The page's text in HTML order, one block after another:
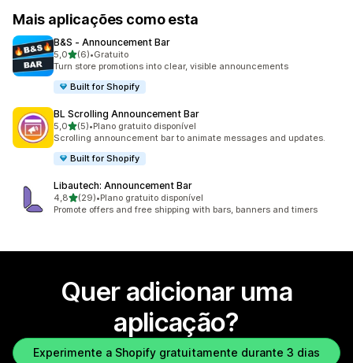
Mais aplicações como esta
B&S ‑ Announcement Bar
5,0de 5 estrelas
(6)
6 total de avaliações
•Gratuito
Turn store promotions into clear, visible announcements
Built for Shopify
BL Scrolling Announcement Bar
5,0de 5 estrelas
(5)
5 total de avaliações
•Plano gratuito disponível
Scrolling announcement bar to animate messages and updates.
Built for Shopify
Libautech: Announcement Bar
4,8de 5 estrelas
(29)
29 total de avaliações
•Plano gratuito disponível
Promote offers and free shipping with bars, banners and timers
Quer adicionar uma
aplicação?
Experimente a Shopify gratuitamente durante 3 dias